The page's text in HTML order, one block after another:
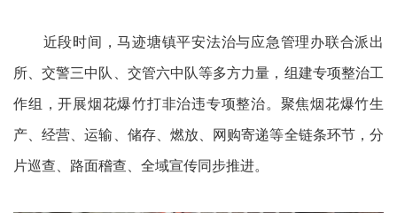
近段时间，马迹塘镇平安法治与应急管理办联合派出
所、交警三中队、交管六中队等多方力量，组建专项整治工
作组，开展烟花爆竹打非治违专项整治。聚焦烟花爆竹生
产、经营、运输、储存、燃放、网购寄递等全链条环节，分
片巡查、路面稽查、全域宣传同步推进。